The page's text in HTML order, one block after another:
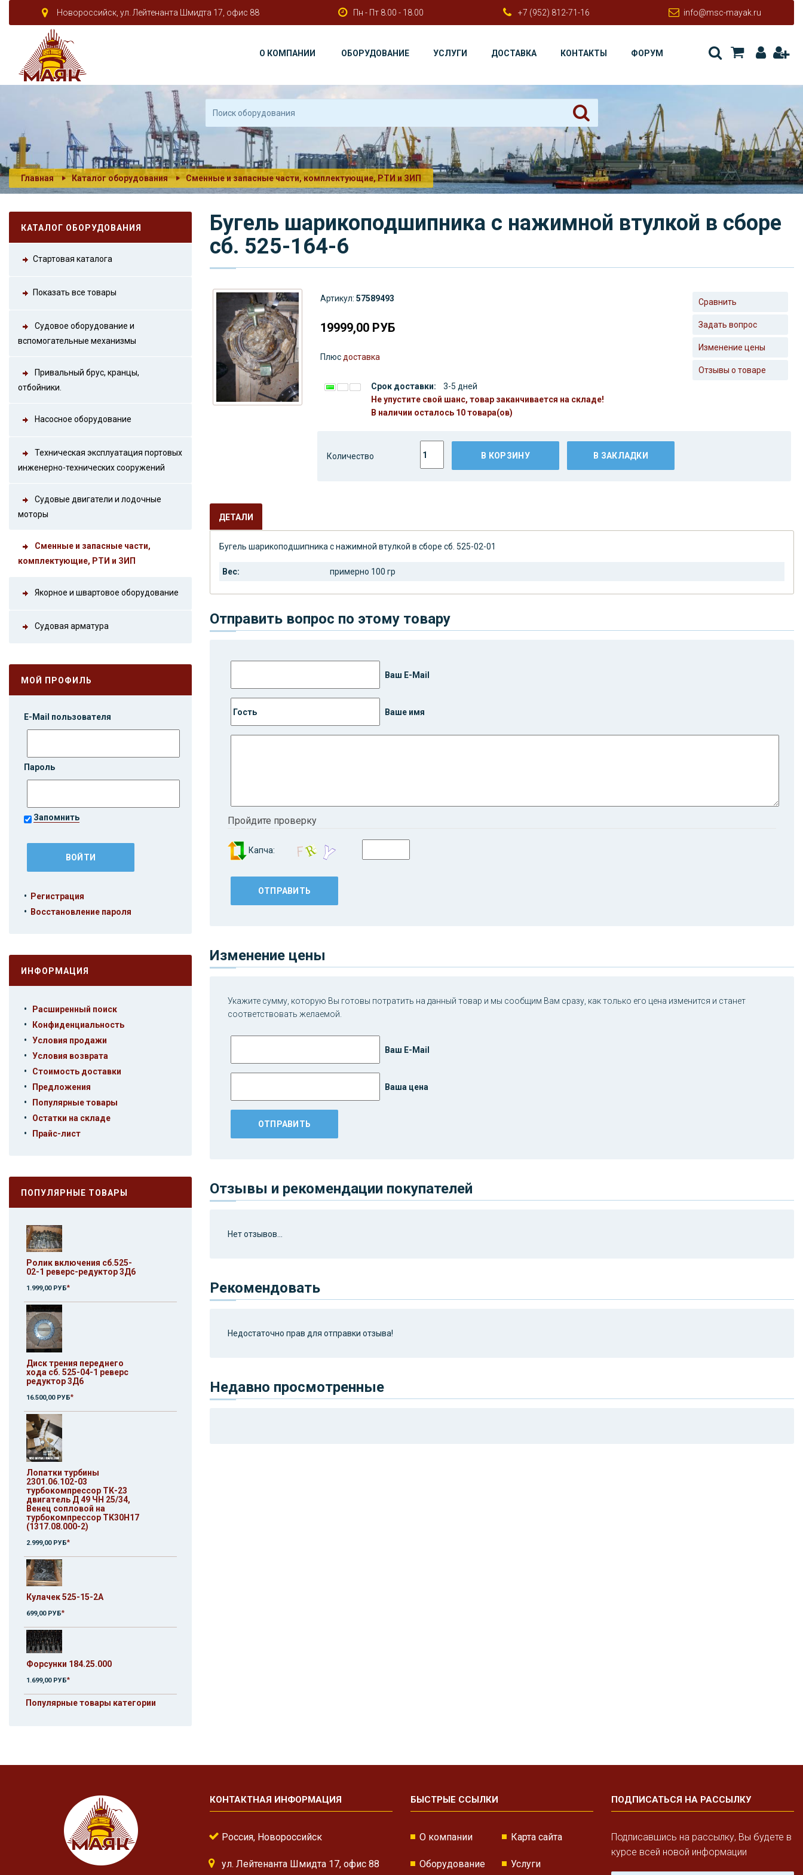
Новороссийск, ул. Лейтенанта Шмидта 17, офис 88 Пн - Пт 8.00 - 18.00 +7 (952) 812-71-16 info@msc-mayak.ru
О КОМПАНИИ ОБОРУДОВАНИЕ УСЛУГИ ДОСТАВКА КОНТАКТЫ ФОРУМ
Главная Каталог оборудования Сменные и запасные части, комплектующие, РТИ и ЗИП
КАТАЛОГ ОБОРУДОВАНИЯ
Стартовая каталога
Показать все товары
Судовое оборудование и
вспомогательные механизмы
Привальный брус, кранцы,
отбойники.
Насосное оборудование
Техническая эксплуатация портовых
инженерно-технических сооружений
Судовые двигатели и лодочные
моторы
Сменные и запасные части,
комплектующие, РТИ и ЗИП
Якорное и швартовое оборудование
Судовая арматура
МОЙ ПРОФИЛЬ
E-Mail пользователя
Пароль
Запомнить
• Регистрация
• Восстановление пароля
ИНФОРМАЦИЯ
• Расширенный поиск
• Конфиденциальность
• Условия продажи
• Условия возврата
• Стоимость доставки
• Предложения
• Популярные товары
• Остатки на складе
• Прайс-лист
ПОПУЛЯРНЫЕ ТОВАРЫ
Ролик включения сб.525-
02-1 реверс-редуктор 3Д6
1.999,00 РУБ*
Диск трения переднего
хода сб. 525-04-1 реверс
редуктор 3Д6
16.500,00 РУБ*
Лопатки турбины
2301.06.102-03
турбокомпрессор ТК-23
двигатель Д 49 ЧН 25/34,
Венец сопловой на
турбокомпрессор ТК30Н17
(1317.08.000-2)
2.999,00 РУБ*
Кулачек 525-15-2А
699,00 РУБ*
Форсунки 184.25.000
1.699,00 РУБ*
Популярные товары категории
Бугель шарикоподшипника с нажимной втулкой в сборе
сб. 525-164-6
Артикул: 57589493
19999,00 РУБ
Плюс доставка
Срок доставки:
3-5 дней
Не упустите свой шанс, товар заканчивается на складе!
В наличии осталось 10 товара(ов)
Сравнить
Задать вопрос
Изменение цены
Отзывы о товаре
Количество В КОРЗИНУ В ЗАКЛАДКИ
ДЕТАЛИ
Бугель шарикоподшипника с нажимной втулкой в сборе сб. 525-02-01
Вес: примерно 100 гр
Отправить вопрос по этому товару
Ваш E-Mail
Ваше имя
Пройдите проверку
Капча:
Изменение цены
Укажите сумму, которую Вы готовы потратить на данный товар и мы сообщим Вам сразу, как только его цена изменится и станет
соответствовать желаемой.
Ваш E-Mail
Ваша цена
Отзывы и рекомендации покупателей
Нет отзывов...
Рекомендовать
Недостаточно прав для отправки отзыва!
Недавно просмотренные
КОНТАКТНАЯ ИНФОРМАЦИЯ
Россия, Новороссийск
ул. Лейтенанта Шмидта 17, офис 88
БЫСТРЫЕ ССЫЛКИ
О компании Карта сайта
Оборудование Услуги
ПОДПИСАТЬСЯ НА РАССЫЛКУ
Подписавшись на рассылку, Вы будете в
курсе всей новой информации